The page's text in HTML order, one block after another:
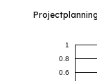
Projectplanning
0.6
0.8
1